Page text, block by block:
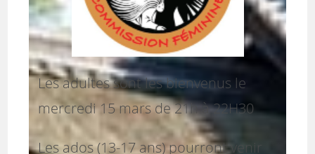
Les adultes sont les bienvenus le
mercredi 15 mars de 21h à 22H30
Les ados (13-17 ans) pourront venir